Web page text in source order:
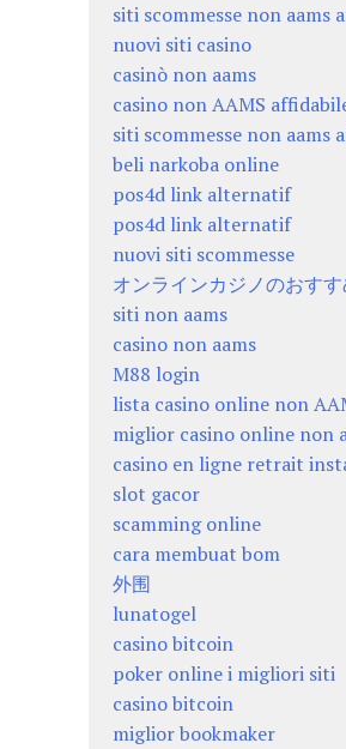
siti scommesse non aams
nuovi siti casino
casinò non aams
casino non AAMS
siti scommesse non aams
beli narkoba online
pos4d link alternatif
pos4d link alternatif
nuovi siti scommesse
オンラインカジノのおすす
siti non aams
casino non aams
M88 login
lista casino online non
miglior casino online non
casino en ligne retrait
slot gacor
scamming online
cara membuat bom
外围
lunatogel
casino bitcoin
poker online i migliori siti
casino bitcoin
miglior bookmaker